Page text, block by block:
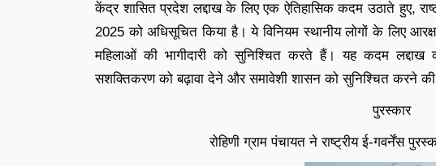
केंद्र शासित प्रदेश लद्दाख के लिए एक ऐतिहासिक कदम उठाते हुए,
2025 को अधिसूचित किया है। ये विनियम स्थानीय लोगों के लिए
महिलाओं की भागीदारी को सुनिश्चित करते हैं। यह कदम लद्दाख
सशक्तिकरण को बढ़ावा देने और समावेशी शासन को सुनिश्चित करने
पुरस्कार
रोहिणी ग्राम पंचायत ने राष्ट्रीय ई-गवर्नेंस